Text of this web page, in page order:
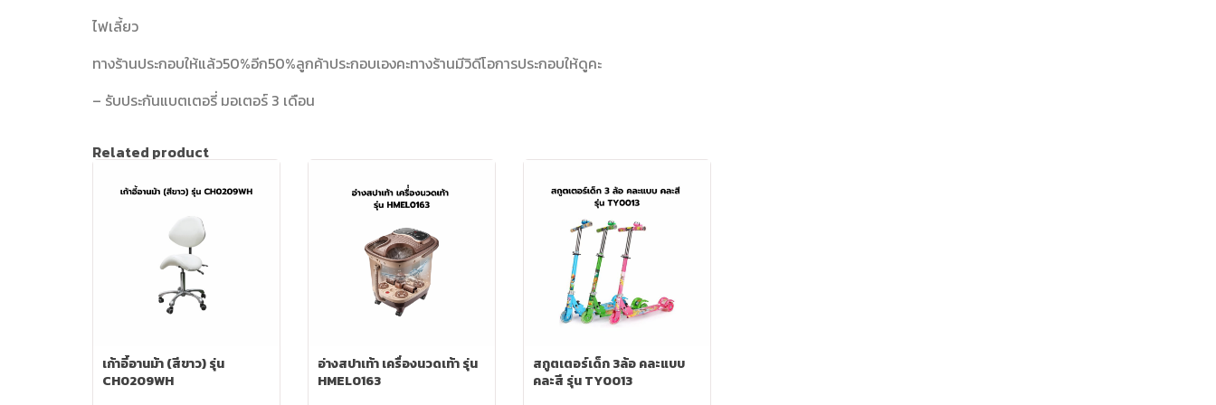
ไฟเลี้ยว
ทางร้านประกอบให้แล้ว50%อีก50%ลูกค้าประกอบเองคะทางร้านมีวิดีโอการประกอบให้ดูคะ
– รับประกันแบตเตอรี่ มอเตอร์ 3 เดือน
Related product
เก้าอี้อานม้า (สีขาว) รุ่น
CH0209WH
อ่างสปาเท้า เครื่่องนวดเท้า รุ่น
HMEL0163
สกูตเตอร์เด็ก 3ล้อ คละแบบ
คละสี รุ่น TY0013